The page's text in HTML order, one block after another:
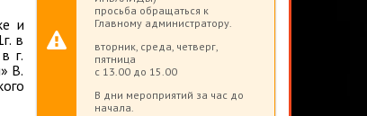
и
в
г.
В.
просьба обращаться к
Главному администратору.
вторник, среда, четверг,
пятница
с 13.00 до 15.00
В дни мероприятий за час до
начала.